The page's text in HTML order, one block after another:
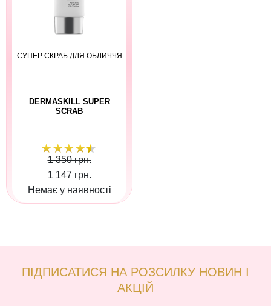
СУПЕР СКРАБ ДЛЯ ОБЛИЧЧЯ
DERMASKILL SUPER
SCRAB
1 350 грн.
1 147 грн.
Немає у наявності
ПІДПИСАТИСЯ НА РОЗСИЛКУ НОВИН І
АКЦІЙ